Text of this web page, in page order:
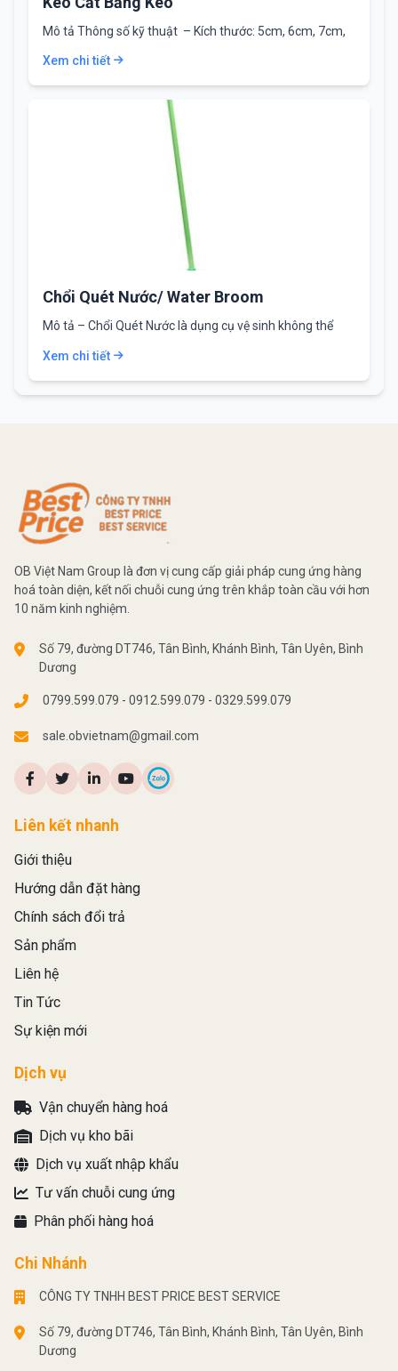
Mô tả Thông số kỹ thuật – Kích thước: 5cm, 6cm, 7cm,
Xem chi tiết
Chổi Quét Nước/ Water Broom
Mô tả – Chổi Quét Nước là dụng cụ vệ sinh không thể
Xem chi tiết
OB Việt Nam Group là đơn vị cung cấp giải pháp cung ứng hàng
hoá toàn diện, kết nối chuỗi cung ứng trên khắp toàn cầu với hơn
10 năm kinh nghiệm.
Số 79, đường DT746, Tân Bình, Khánh Bình, Tân Uyên, Bình
Dương
0799.599.079 - 0912.599.079 - 0329.599.079
sale.obvietnam@gmail.com
Liên kết nhanh
Giới thiệu
Hướng dẫn đặt hàng
Chính sách đổi trả
Sản phẩm
Liên hệ
Tin Tức
Sự kiện mới
Dịch vụ
Vận chuyển hàng hoá
Dịch vụ kho bãi
Dịch vụ xuất nhập khẩu
Tư vấn chuỗi cung ứng
Phân phối hàng hoá
Chi Nhánh
CÔNG TY TNHH BEST PRICE BEST SERVICE
Số 79, đường DT746, Tân Bình, Khánh Bình, Tân Uyên, Bình
Dương